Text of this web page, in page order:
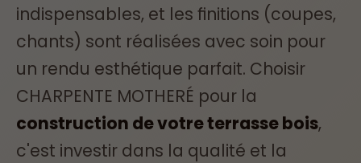
indispensables, et les finitions (coupes,
chants) sont réalisées avec soin pour
un rendu esthétique parfait. Choisir
CHARPENTE MOTHERÉ pour la
construction de votre terrasse bois,
c'est investir dans la qualité et la